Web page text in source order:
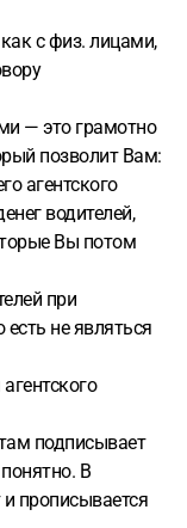
с физ. лицами,
— это грамотно
позволит Вам:
агентского
водителей,
Вы потом
при
не являться
подписывает
В
прописывается